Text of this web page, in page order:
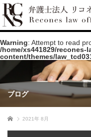
Warning: Attempt to read
/home/xs441829/recones-
content/themes/
ブログ
ホーム 2021年 8月